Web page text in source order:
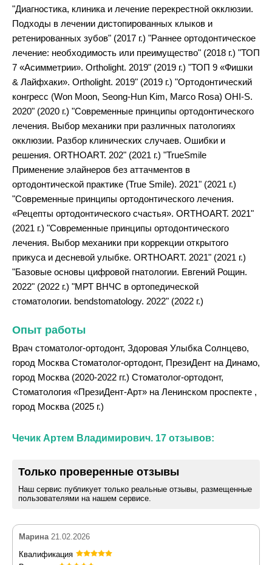
"Диагностика, клиника и лечение перекрестной окклюзии.
Подходы в лечении дистопированных клыков и
ретенированных зубов" (2017 г.) "Раннее ортодонтическое
лечение: необходимость или преимущество" (2018 г.) "ТОП
7 «Асимметрии». Ortholight. 2019" (2019 г.) "ТОП 9 «Фишки
& Лайфхаки». Ortholight. 2019" (2019 г.) "Ортодонтический
конгресс (Won Moon, Seong-Hun Kim, Marco Rosa) OHI-S.
2020" (2020 г.) "Современные принципы ортодонтического
лечения. Выбор механики при различных патологиях
окклюзии. Разбор клинических случаев. Ошибки и
решения. ORTHOART. 202" (2021 г.) "TrueSmile
Применение элайнеров без аттачментов в
ортодонтической практике (True Smile). 2021" (2021 г.)
"Современные принципы ортодонтического лечения.
«Рецепты ортодонтического счастья». ORTHOART. 2021"
(2021 г.) "Современные принципы ортодонтического
лечения. Выбор механики при коррекции открытого
прикуса и десневой улыбке. ORTHOART. 2021" (2021 г.)
"Базовые основы цифровой гнатологии. Евгений Рощин.
2022" (2022 г.) "МРТ ВНЧС в ортопедической
стоматологии. bendstomatology. 2022" (2022 г.)
Опыт работы
Врач стоматолог-ортодонт, Здоровая Улыбка Солнцево,
город Москва Стоматолог-ортодонт, ПрезиДент на Динамо,
город Москва (2020-2022 гг.) Стоматолог-ортодонт,
Стоматология «ПрезиДент-Арт» на Ленинском проспекте ,
город Москва (2025 г.)
Чечик Артем Владимирович. 17 отзывов:
Только проверенные отзывы
Наш сервис публикует только реальные отзывы, размещенные
пользователями на нашем сервисе.
Марина 21.02.2026
Квалификация